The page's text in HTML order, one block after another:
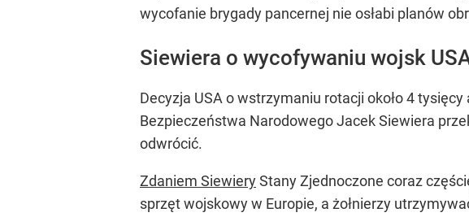
wycofanie brygady pancernej nie osłabi planów
Siewiera o wycofywaniu wojsk
Decyzja USA o wstrzymaniu rotacji około 4
Bezpieczeństwa Narodowego Jacek Siewiera
odwrócić.
Zdaniem SiewieryStany Zjednoczone coraz
sprzęt wojskowy w Europie, a żołnierzy